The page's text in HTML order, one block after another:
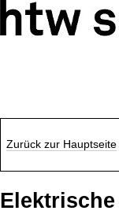
Zurück zur Hauptseite